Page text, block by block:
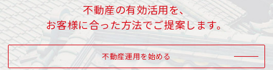
不動産の有効活用を、
お客様に合った方法でご提案します。
不動産運用を始める